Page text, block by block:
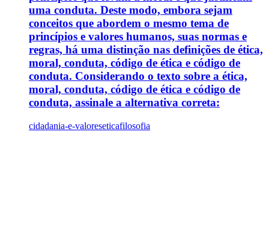
uma conduta. Deste modo, embora sejam
conceitos que abordem o mesmo tema de
princípios e valores humanos, suas normas e
regras, há uma distinção nas definições de ética,
moral, conduta, código de ética e código de
conduta. Considerando o texto sobre a ética,
moral, conduta, código de ética e código de
conduta, assinale a alternativa correta:
cidadania-e-valoreseticafilosofia